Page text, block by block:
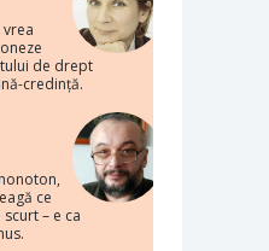
de drept
credință.
ce
– e ca